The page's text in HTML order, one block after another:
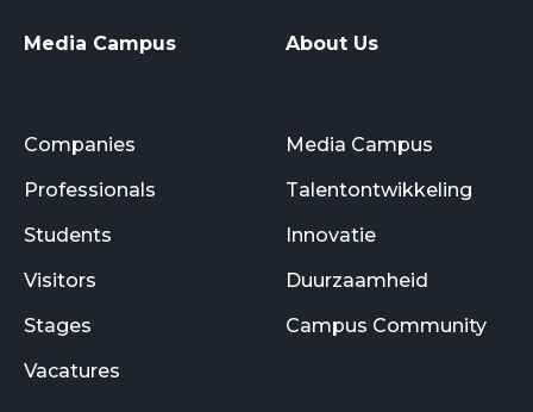
Media Campus
Companies
Professionals
Students
Visitors
Stages
Vacatures
About Us
Media Campus
Talentontwikkeling
Innovatie
Duurzaamheid
Campus Community